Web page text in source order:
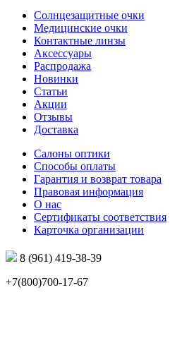
Солнцезащитные очки
Медицинские очки
Контактные линзы
Аксессуары
Распродажа
Новинки
Статьи
Акции
Отзывы
Доставка
Салоны оптики
Способы оплаты
Гарантия и возврат товара
Правовая информация
О нас
Сертификаты соответствия
Карточка организации
8 (961) 419-38-39
+7(800)700-17-67